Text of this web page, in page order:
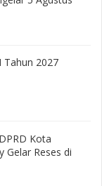
Tahun 2027
Kota
Gelar Reses di